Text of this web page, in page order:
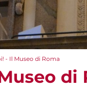
- Il Museo di Roma
di